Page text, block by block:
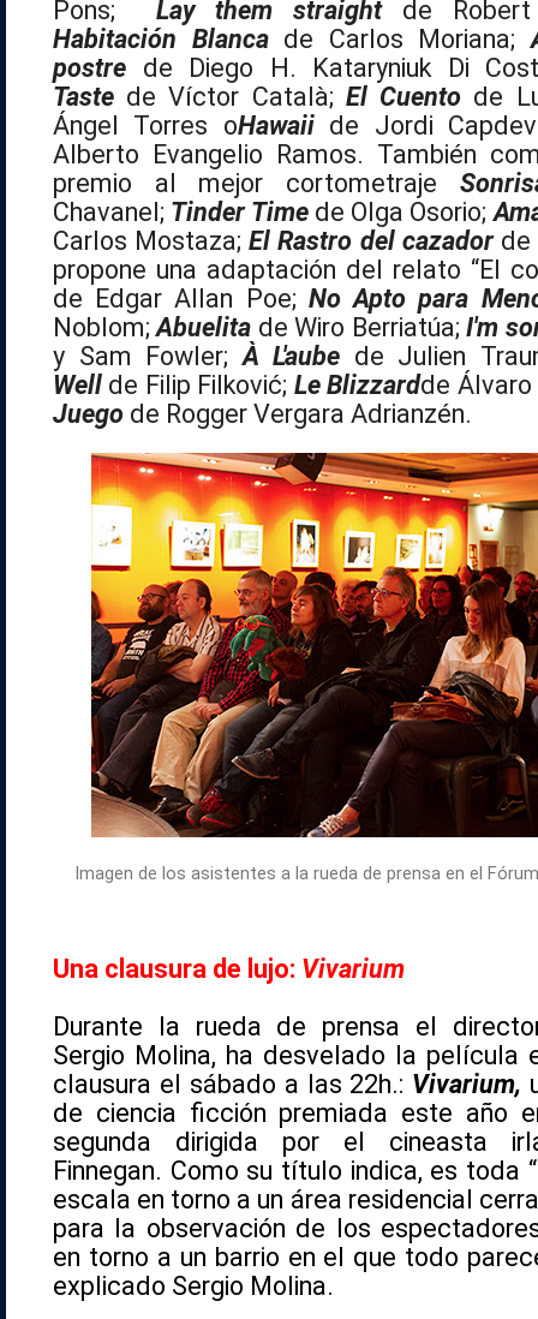
Pons; Lay them straight de
Habitación Blancade Carlos Moriana;
postre de Diego H. Kataryniuk Di
Taste de Víctor Català; El Cuento de
Ángel Torres oHawaiide Jordi
Alberto Evangelio Ramos. También
premio al mejor cortometraje
Chavanel; Tinder Timede Olga Osorio;
Carlos Mostaza;El Rastro del cazadorde
propone una adaptación del relato “El
de Edgar Allan Poe; No Apto para
Noblom;Abuelita de Wiro Berriatúa;I'm
y Sam Fowler;À L'aube de Julien
Well de Filip Filković; Le Blizzardde
Juego de Rogger Vergara Adrianzén.
Imagen de los asistentes a la rueda de prensa en el
Una clausura de lujo: Vivarium
Durante la rueda de prensa el
Sergio Molina, ha desvelado la película
clausura el sábado a las 22h.: Vivarium,
de ciencia ficción premiada este año
segunda dirigida por el cineasta
Finnegan. Como su título indica, es toda
escala en torno a un área residencial
para la observación de los
en torno a un barrio en el que todo
explicado Sergio Molina.